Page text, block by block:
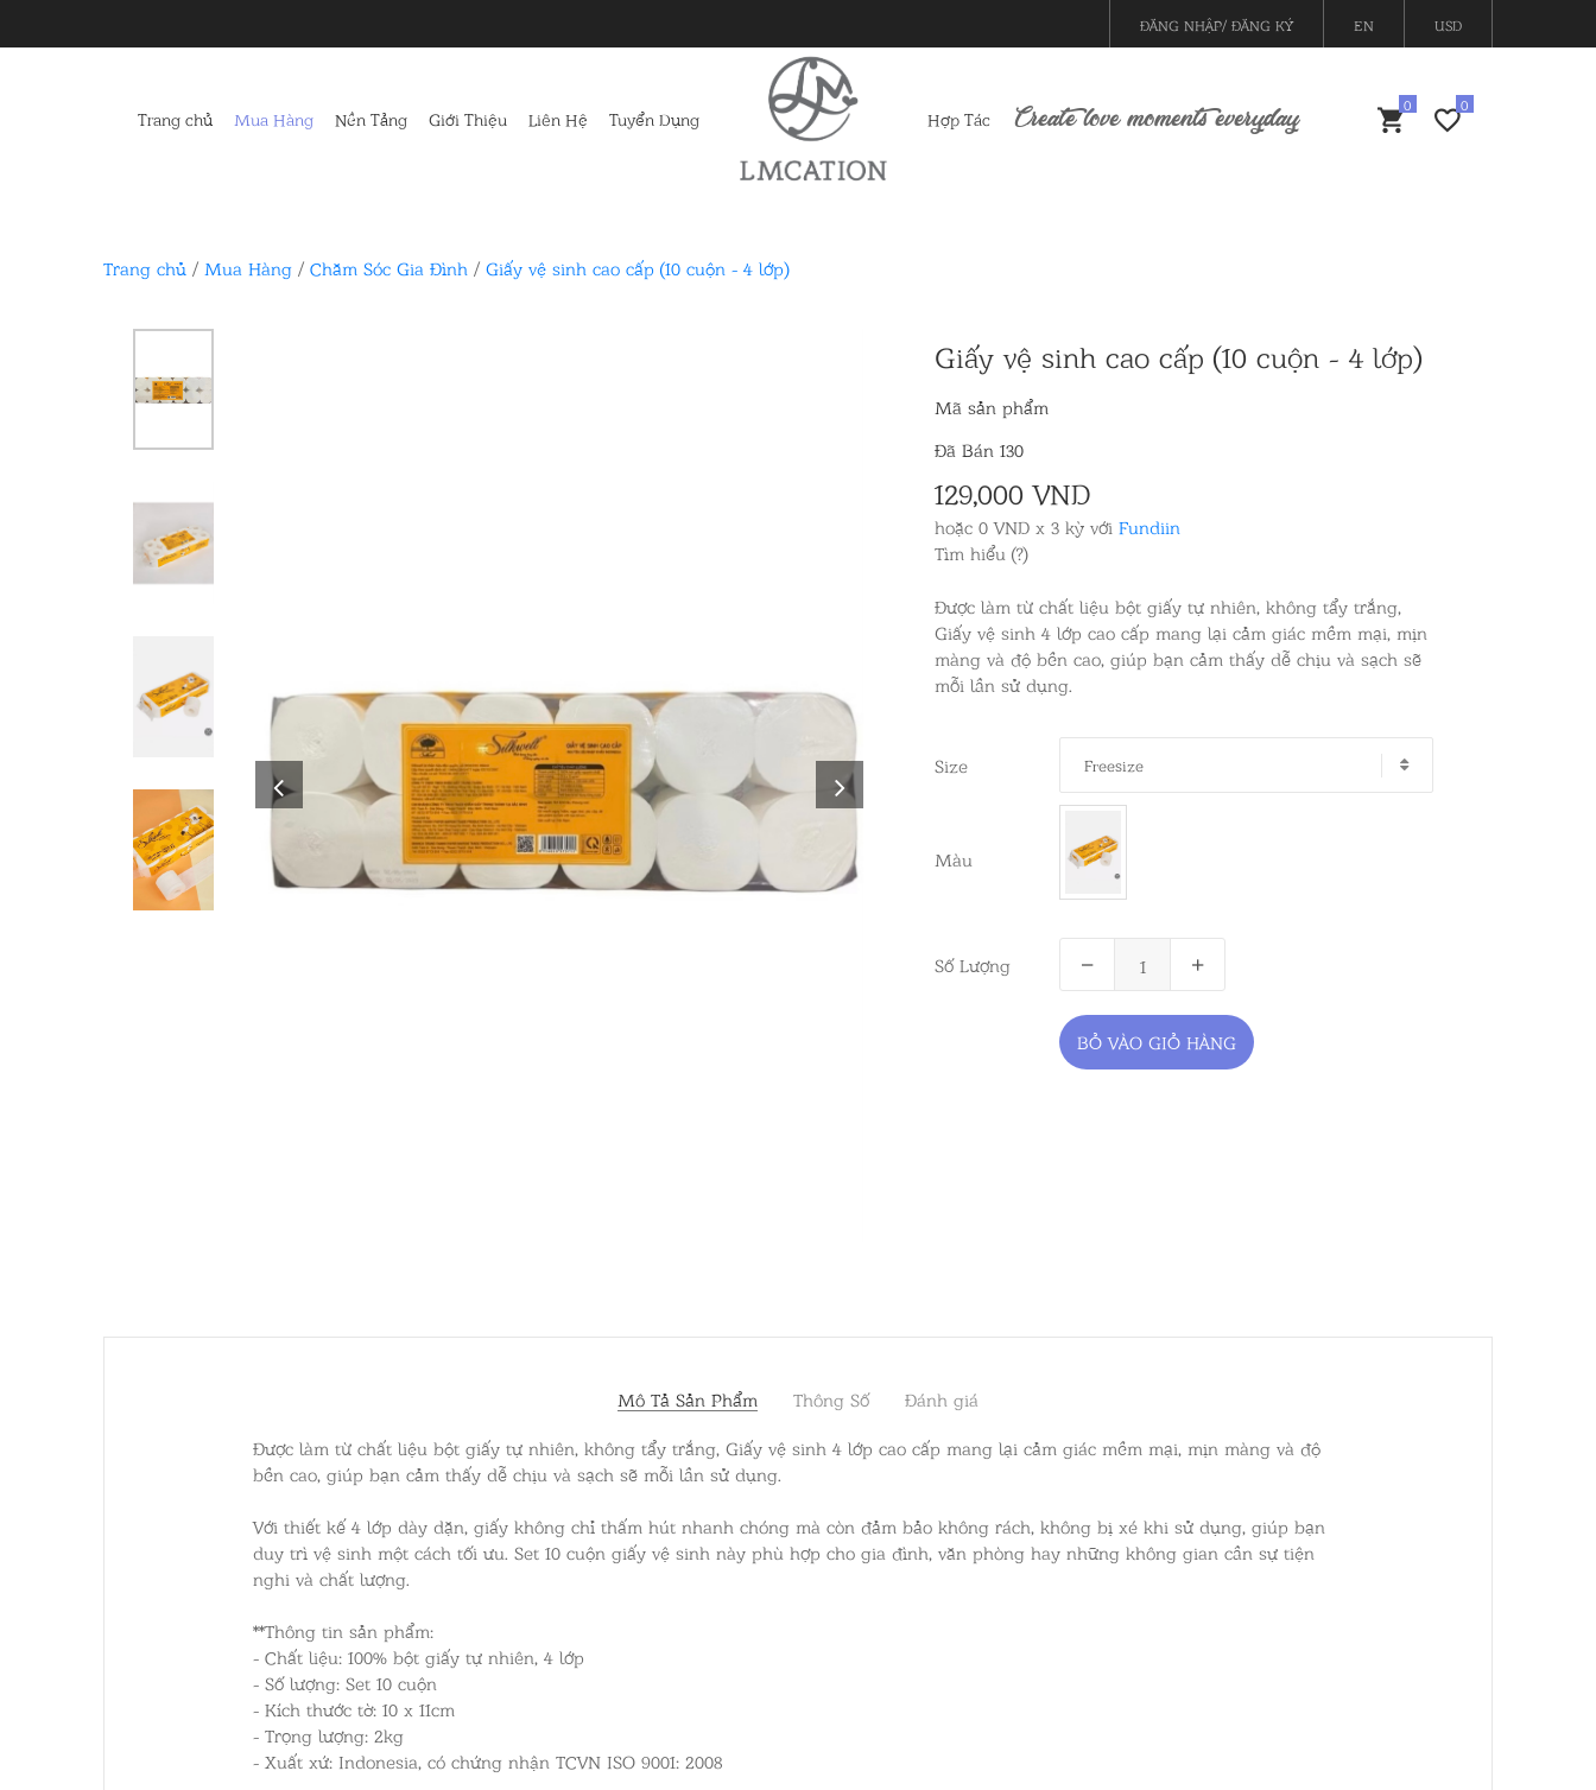
ĐĂNG NHẬP/ ĐĂNG KÝ EN USD
Trang chủ Mua Hàng Nền Tảng Giới Thiệu Liên Hệ Tuyển Dụng Hợp Tác Create love moments everyday
Trang chủ / Mua Hàng / Chăm Sóc Gia Đình / Giấy vệ sinh cao cấp (10 cuộn - 4 lớp)
Giấy vệ sinh cao cấp (10 cuộn - 4 lớp)
Mã sản phẩm
Đã Bán 130
129,000 VND
hoặc 0 VND x 3 kỳ với Fundiin
Tìm hiểu (?)
Được làm từ chất liệu bột giấy tự nhiên, không tẩy trắng,
Giấy vệ sinh 4 lớp cao cấp mang lại cảm giác mềm mại, mịn
màng và độ bền cao, giúp bạn cảm thấy dễ chịu và sạch sẽ
mỗi lần sử dụng.
Size Freesize
Màu
Số Lượng
BỎ VÀO GIỎ HÀNG
Mô Tả Sản Phẩm Thông Số Đánh giá
Được làm từ chất liệu bột giấy tự nhiên, không tẩy trắng, Giấy vệ sinh 4 lớp cao cấp mang lại cảm giác mềm mại, mịn màng và độ
bền cao, giúp bạn cảm thấy dễ chịu và sạch sẽ mỗi lần sử dụng.
Với thiết kế 4 lớp dày dặn, giấy không chỉ thấm hút nhanh chóng mà còn đảm bảo không rách, không bị xé khi sử dụng, giúp bạn
duy trì vệ sinh một cách tối ưu. Set 10 cuộn giấy vệ sinh này phù hợp cho gia đình, văn phòng hay những không gian cần sự tiện
nghi và chất lượng.
**Thông tin sản phẩm:
- Chất liệu: 100% bột giấy tự nhiên, 4 lớp
- Số lượng: Set 10 cuộn
- Kích thước tờ: 10 x 11cm
- Trọng lượng: 2kg
- Xuất xứ: Indonesia, có chứng nhận TCVN ISO 9001: 2008